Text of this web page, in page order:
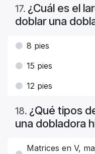
17. ¿Cuál es el
doblar una
8 pies
15 pies
12 pies
18. ¿Qué tipos
una dobladora
Matrices en V,